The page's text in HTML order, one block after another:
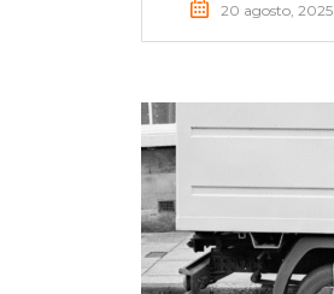
20 agosto, 2025